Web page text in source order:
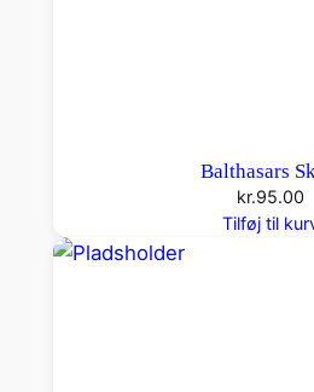
Balthasars
kr.95.00
Tilføj til